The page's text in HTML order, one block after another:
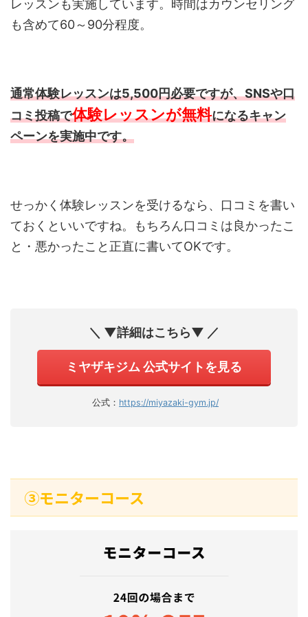
レッスンも実施しています。時間はカウンセリング
も含めて60～90分程度。
通常体験レッスンは5,500円必要ですが、SNSや口
コミ投稿で体験レッスンが無料になるキャン
ペーンを実施中です。
せっかく体験レッスンを受けるなら、口コミを書い
ておくといいですね。もちろん口コミは良かったこ
と・悪かったこと正直に書いてOKです。
＼ ▼詳細はこちら▼ ／
ミヤザキジム 公式サイトを見る
公式： https://miyazaki-gym.jp/
➂モニターコース